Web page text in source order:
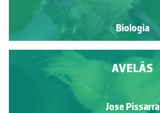
Biologia
AVELÃS
Jose Pissarra